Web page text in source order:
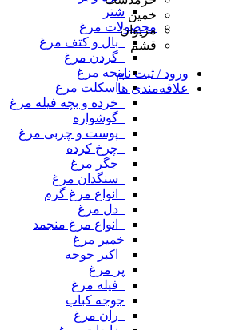
شتر
محصولات مرغ
_بال و کتف مرغ
_گردن مرغ
پنجه مرغ
_اسکلت مرغ
_خرده و بچه فیله مرغ
_گوشواره
_پوست و چربی مرغ
_چرخ کرده
_جگر مرغ
_سنگدان مرغ
_انواع مرغ گرم
_دل مرغ
_انواع مرغ منجمد
خمیر مرغ
_اکبر جوجه
پر مرغ
_فیله مرغ
جوجه کباب
_ران مرغ
خمین
مریوان
قشم
ورود / ثبت نام
علاقه‌مندی ها